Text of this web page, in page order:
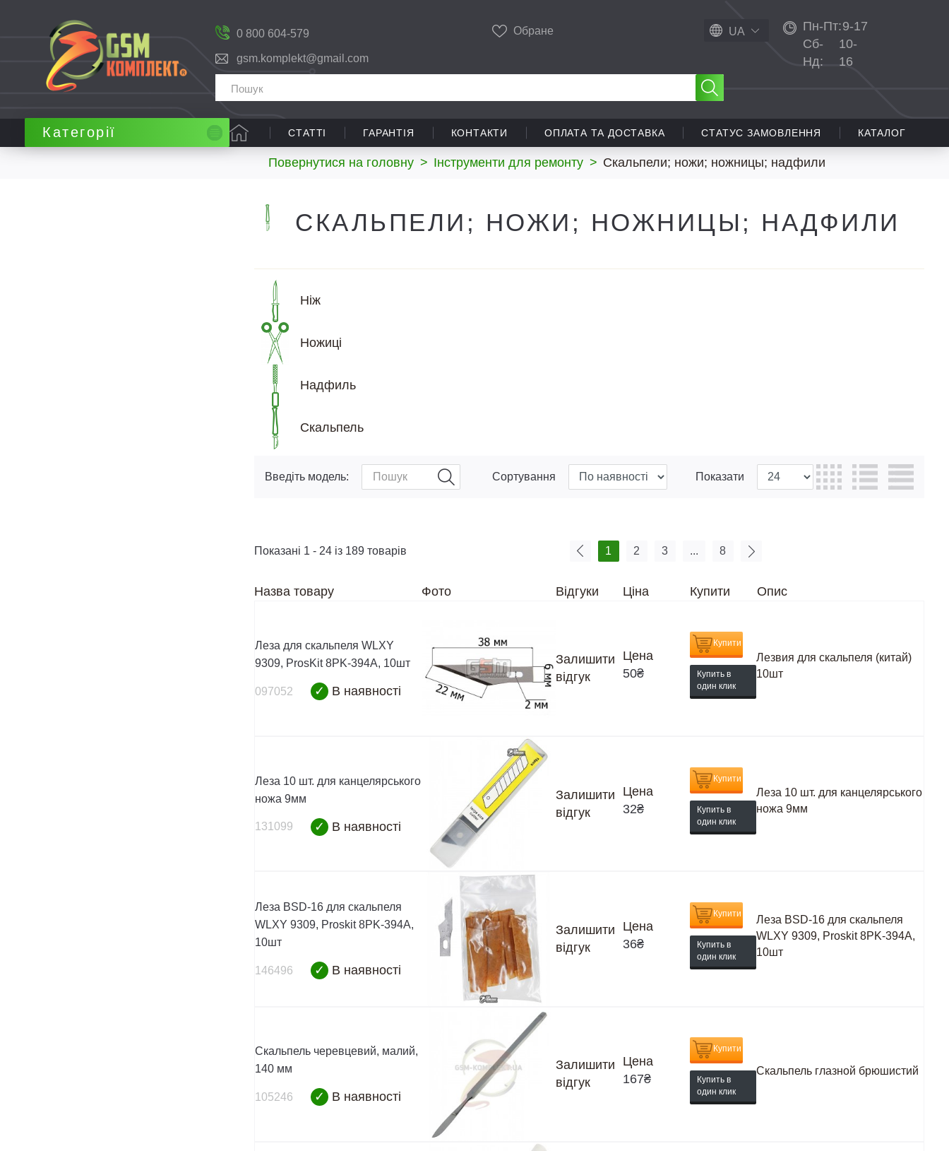
0 800 604-579
gsm.komplekt@gmail.com
Обране UA Пн-Пт:9-17
Сб-
Нд:
10-
16
СТАТТІ ГАРАНТІЯ КОНТАКТИ ОПЛАТА ТА ДОСТАВКА СТАТУС ЗАМОВЛЕННЯ КАТАЛОГ
Повернутися на головну > Інструменти для ремонту > Скальпели; ножи; ножницы; надфили
Категорії
СКАЛЬПЕЛИ; НОЖИ; НОЖНИЦЫ; НАДФИЛИ
Ніж
Ножиці
Надфиль
Скальпель
Введіть модель: Сортування Показати
1 2 3 ... 8
Показані 1 - 24 із 189 товарів
Назва товару Фото Відгуки Ціна Купити Опис
Леза для скальпеля WLXY
9309, ProsKit 8PK-394A, 10шт
097052 ✓ В наявності
Залишити
відгук
Цена
50₴
Купити
Купить в
один клик
Лезвия для скальпеля (китай)
10шт
Леза 10 шт. для канцелярського
ножа 9мм
131099 ✓ В наявності
Залишити
відгук
Цена
32₴
Купити
Купить в
один клик
Леза 10 шт. для канцелярського
ножа 9мм
Леза BSD-16 для скальпеля
WLXY 9309, Proskit 8PK-394A,
10шт
146496 ✓ В наявності
Залишити
відгук
Цена
36₴
Купити
Купить в
один клик
Леза BSD-16 для скальпеля
WLXY 9309, Proskit 8PK-394A,
10шт
Скальпель черевцевий, малий,
140 мм
105246 ✓ В наявності
Залишити
відгук
Цена
167₴
Купити
Купить в
один клик
Скальпель глазной брюшистий